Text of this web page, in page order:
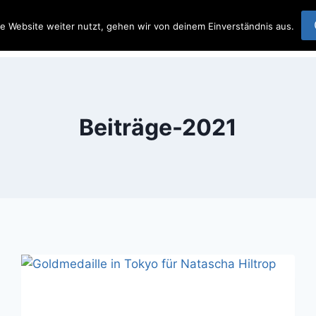
Wetterau Startseite
Beiträge-2021
Website weiter nutzt, gehen wir von deinem Einverständnis aus.